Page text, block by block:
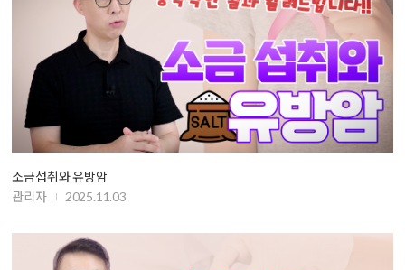
소금섭취와 유방암
관리자
2025.11.03